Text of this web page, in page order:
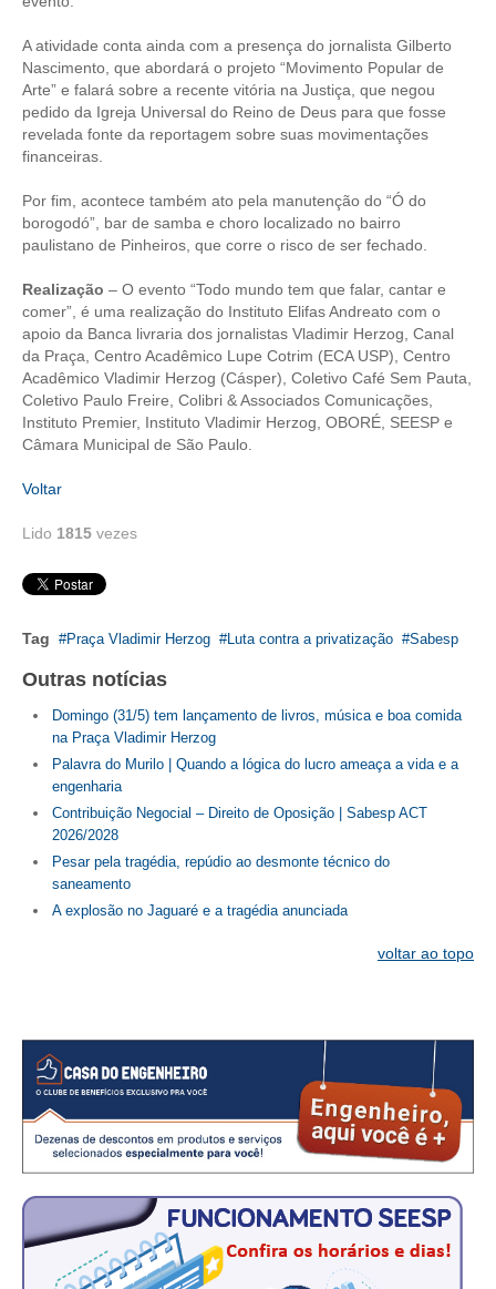
CAMPANHAS SALARIAIS
COMUNICAÇÃO
PALAVRA DO MURILO
CONTEÚDO ESPECIAL
AGENDA
SEESP NOTÍCIAS
NOTÍCIAS NO WHATSAPP
FOTOS
PUBLICAÇÕES
MANUAL DE REDAÇÃO
RELEASES
CONTATO
CADASTRO
ASSOCIE-SE
ATUALIZAÇÃO CADASTRAL
NÚCLEO JOVEM
A atividade conta ainda com a presença do jornalista Gilberto
Nascimento, que abordará o projeto “Movimento Popular de
Arte” e falará sobre a recente vitória na Justiça, que negou
pedido da Igreja Universal do Reino de Deus para que fosse
revelada fonte da reportagem sobre suas movimentações
financeiras.
Por fim, acontece também ato pela manutenção do “Ó do
borogodó”, bar de samba e choro localizado no bairro
paulistano de Pinheiros, que corre o risco de ser fechado.
Realização – O evento “Todo mundo tem que falar, cantar e
comer”, é uma realização do Instituto Elifas Andreato com o
apoio da Banca livraria dos jornalistas Vladimir Herzog, Canal
da Praça, Centro Acadêmico Lupe Cotrim (ECA USP), Centro
Acadêmico Vladimir Herzog (Cásper), Coletivo Café Sem Pauta,
Coletivo Paulo Freire, Colibri & Associados Comunicações,
Instituto Premier, Instituto Vladimir Herzog, OBORÉ, SEESP e
Câmara Municipal de São Paulo.
Voltar
Lido 1815 vezes
Tag Praça Vladimir Herzog Luta contra a privatização Sabesp
Outras notícias
Domingo (31/5) tem lançamento de livros, música e boa comida
na Praça Vladimir Herzog
Palavra do Murilo | Quando a lógica do lucro ameaça a vida e a
engenharia
Contribuição Negocial – Direito de Oposição | Sabesp ACT
2026/2028
Pesar pela tragédia, repúdio ao desmonte técnico do
saneamento
A explosão no Jaguaré e a tragédia anunciada
voltar ao topo